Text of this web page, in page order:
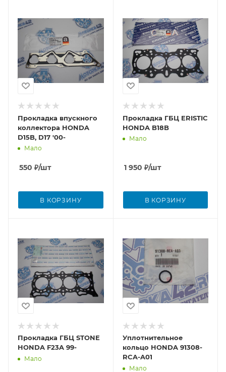
Прокладка впускного
коллектора HONDA
D15B, D17 '00-
Мало
550 ₽/шт
В КОРЗИНУ
Прокладка ГБЦ ERISTIC
HONDA B18B
Мало
1 950 ₽/шт
В КОРЗИНУ
Прокладка ГБЦ STONE
HONDA F23A 99-
Мало
Уплотнительное
кольцо HONDA 91308-
RCA-A01
Мало